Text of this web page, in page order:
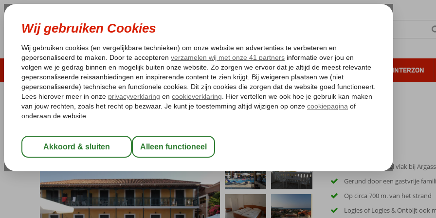
LAST MINUTE ZOMER 2026 ZONVAKANTIE VERRE REIZEN ALL INCLUSIVE WINTERZON
Pakketgarantie Laagsteprijsgarantie* Gratis annuleren*
Home
Griekenland Zakynthos
Krinas Hotel
Logies-Aparthotel
Kleinschalig hotel vlak bij
Gerund door een gastvrije
Op circa 700 m. van het strand
Logies of Logies & Ontbijt ook